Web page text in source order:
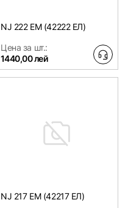
NJ 222 EM (42222 ЕЛ)
Цена за шт.:
1440,00 лей
NJ 217 EM (42217 ЕЛ)